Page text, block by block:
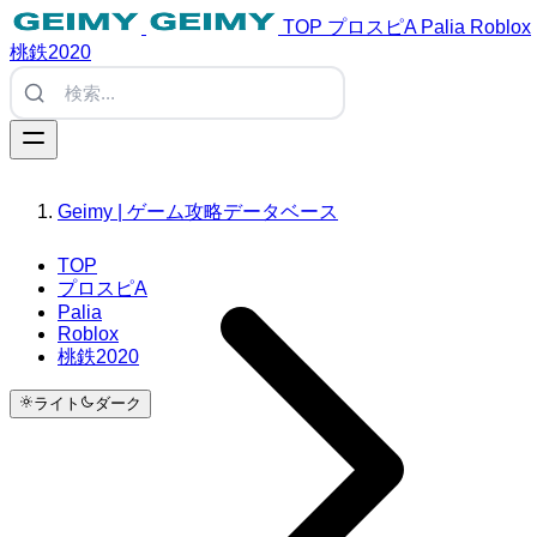
TOP プロスピA Palia Roblox
桃鉄2020
TOP
プロスピA
Palia
Roblox
桃鉄2020
ライト ダーク
Geimy | ゲーム攻略データベース